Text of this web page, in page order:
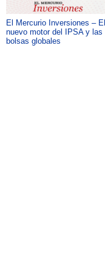
El Mercurio Inversiones – El
nuevo motor del IPSA y las
bolsas globales